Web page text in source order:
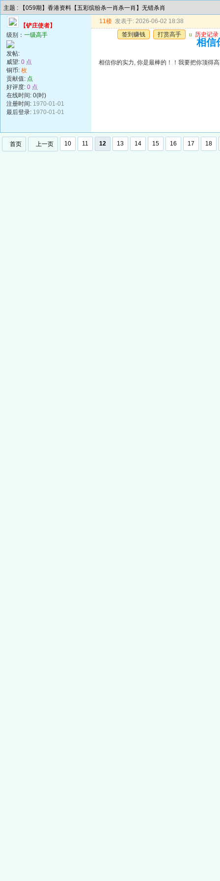
主题 : 【059期】香港资料【五彩缤纷杀一肖杀一肖】无错杀肖
【铲庄使者】
级别： 一级高手
发帖:
威望: 0 点
铜币: 枚
贡献值: 点
好评度: 0 点
在线时间: 0(时)
注册时间: 1970-01-01
最后登录: 1970-01-01
11楼 发表于: 2026-06-02 18:38
签到赚钱
打赏高手 u 历史记录
相信
相信你的实力, 你是最棒的！！我要把你顶得
首页 上一页 10 11 12 13 14 15 16 17 18